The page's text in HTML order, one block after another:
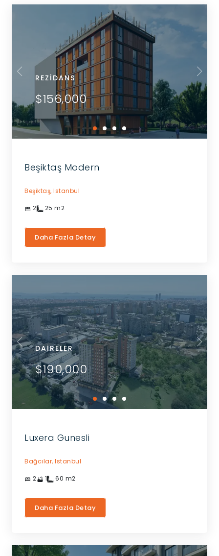
REZIDANS
$156,000
Beşiktaş Modern
Beşiktaş, Istanbul
2 25 m2
Daha Fazla Detay
DAIRELER
$190,000
Luxera Gunesli
Bağcılar, Istanbul
2 1 60 m2
Daha Fazla Detay